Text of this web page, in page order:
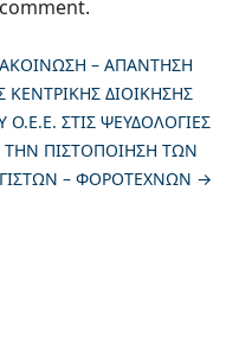
– ΑΠΑΝΤΗΣΗ
ΚΕΝΤΡΙΚΗΣ ΔΙΟΙΚΗΣΗΣ
Ο.Ε.Ε. ΣΤΙΣ ΨΕΥΔΟΛΟΓΙΕΣ
ΤΗΝ ΠΙΣΤΟΠΟΙΗΣΗ ΤΩΝ
– ΦΟΡΟΤΕΧΝΩΝ →